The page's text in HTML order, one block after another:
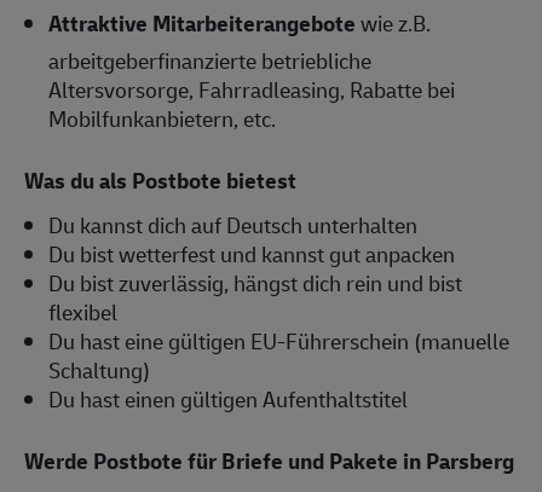
Attraktive Mitarbeiterangebotewie z.B.
arbeitgeberfinanzierte betriebliche
Altersvorsorge, Fahrradleasing, Rabatte bei
Mobilfunkanbietern, etc.
Was du als Postbote bietest
Du kannst dich auf Deutsch unterhalten
Du bist wetterfest und kannst gut anpacken
Du bist zuverlässig, hängst dich rein und bist
flexibel
Du hast eine gültigen EU-Führerschein (manuelle
Schaltung)
Du hast einen gültigen Aufenthaltstitel
Werde Postbote für Briefe und Pakete in Parsberg